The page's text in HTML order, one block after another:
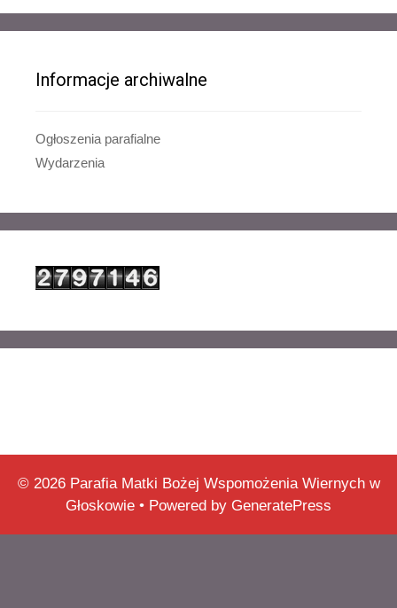
Informacje archiwalne
Ogłoszenia parafialne
Wydarzenia
© 2026 Parafia Matki Bożej Wspomożenia Wiernych w
Głoskowie • Powered by GeneratePress